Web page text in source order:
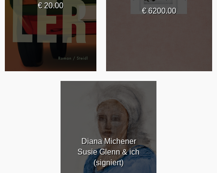
€ 20.00
€ 6200.00
Diana Michener
Susie Glenn & ich
(signiert)